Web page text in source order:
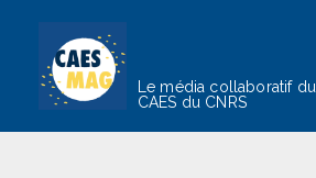
Le média collaboratif du
CAES du CNRS